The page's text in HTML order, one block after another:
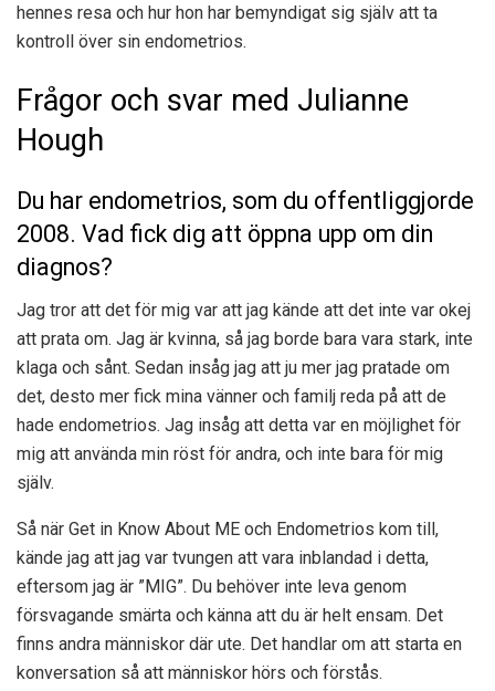
hennes resa och hur hon har bemyndigat sig själv att ta
kontroll över sin endometrios.
Frågor och svar med Julianne
Hough
Du har endometrios, som du offentliggjorde
2008. Vad fick dig att öppna upp om din
diagnos?
Jag tror att det för mig var att jag kände att det inte var okej
att prata om. Jag är kvinna, så jag borde bara vara stark, inte
klaga och sånt. Sedan insåg jag att ju mer jag pratade om
det, desto mer fick mina vänner och familj reda på att de
hade endometrios. Jag insåg att detta var en möjlighet för
mig att använda min röst för andra, och inte bara för mig
själv.
Så när Get in Know About ME och Endometrios kom till,
kände jag att jag var tvungen att vara inblandad i detta,
eftersom jag är ”MIG”. Du behöver inte leva genom
försvagande smärta och känna att du är helt ensam. Det
finns andra människor där ute. Det handlar om att starta en
konversation så att människor hörs och förstås.